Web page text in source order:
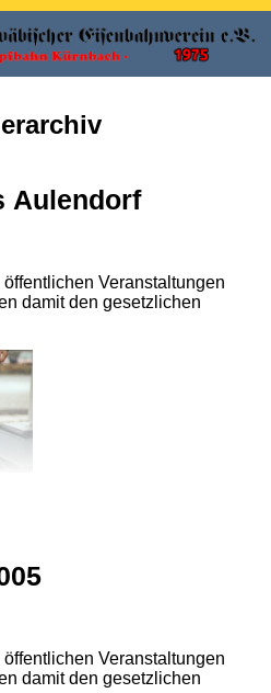
Aulendorf
Veranstaltungen
damit den gesetzlichen
Veranstaltungen
damit den gesetzlichen